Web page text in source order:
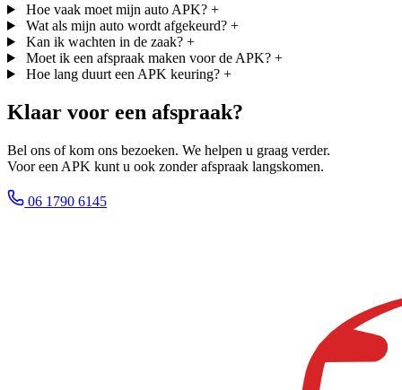
Hoe vaak moet mijn auto APK? +
Wat als mijn auto wordt afgekeurd? +
Kan ik wachten in de zaak? +
Moet ik een afspraak maken voor de APK? +
Hoe lang duurt een APK keuring? +
Klaar voor een afspraak?
Bel ons of kom ons bezoeken. We helpen u graag verder.
Voor een APK kunt u ook zonder afspraak langskomen.
06 1790 6145